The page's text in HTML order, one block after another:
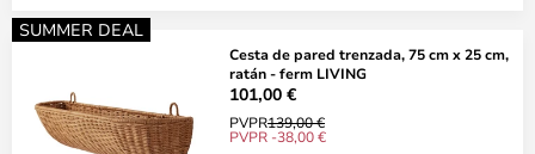
SUMMER DEAL
Cesta de pared trenzada, 75 cm x 25 cm,
ratán - ferm LIVING
101,00 €
PVPR139,00 €
PVPR -38,00 €